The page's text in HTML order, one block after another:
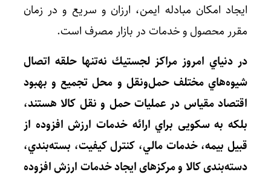
ایجاد امکان مبادله ایمن، ارزان و سریع و در زمان
مقرر محصول و خدمات در بازار مصرف است.
در دنياي امروز مراكز لجستيك نه‌تنها حلقه اتصال
شيوه‌هاي مختلف حمل‌ونقل و محل تجميع و بهبود
اقتصاد مقياس در عمليات حمل و نقل کالا هستند،
بلكه به سکویی براي ارائه خدمات ارزش افزوده از
قبيل بيمه، خدمات مالي، كنترل كيفيت، بسته‌بندي،
دسته‌بندی کالا و مرکزهای ایجاد خدمات ارزش افزوده